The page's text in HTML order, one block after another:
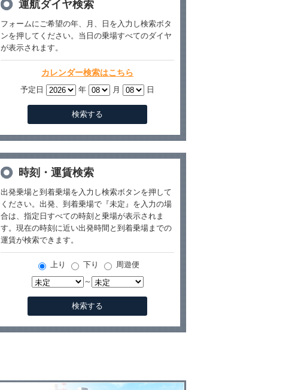
運航ダイヤ検索
フォームにご希望の年、月、日を入力し検索ボタ
ンを押してください。当日の乗場すべてのダイヤ
が表示されます。
カレンダー検索はこちら
予定日 年 月 日
時刻・運賃検索
出発乗場と到着乗場を入力し検索ボタンを押して
ください。出発、到着乗場で『未定』を入力の場
合は、指定日すべての時刻と乗場が表示されま
す。現在の時刻に近い出発時間と到着乗場までの
運賃が検索できます。
上り 下り
周遊便
～